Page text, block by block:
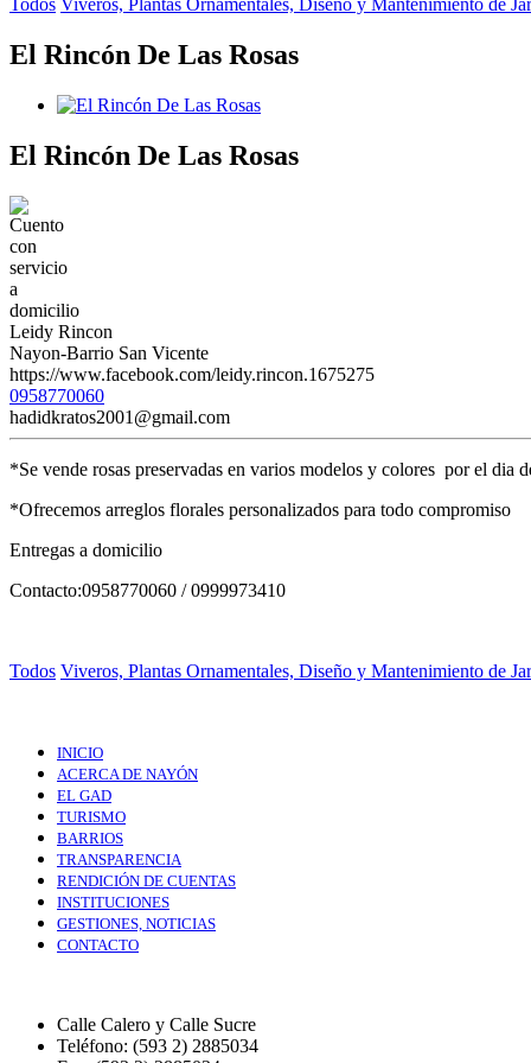
Todos Viveros, Plantas Ornamentales, Diseño y Mantenimiento de
El Rincón De Las Rosas
El Rincón De Las Rosas
Leidy Rincon
Nayon-Barrio San Vicente
https://www.facebook.com/leidy.rincon.1675275
0958770060
hadidkratos2001@gmail.com
*Se vende rosas preservadas en varios modelos y colores por el dia
*Ofrecemos arreglos florales personalizados para todo compromiso
Entregas a domicilio
Contacto:0958770060 / 0999973410
Todos Viveros, Plantas Ornamentales, Diseño y Mantenimiento de
INICIO
ACERCA DE NAYÓN
EL GAD
TURISMO
BARRIOS
TRANSPARENCIA
RENDICIÓN DE CUENTAS
INSTITUCIONES
GESTIONES, NOTICIAS
CONTACTO
Calle Calero y Calle Sucre
Teléfono: (593 2) 2885034